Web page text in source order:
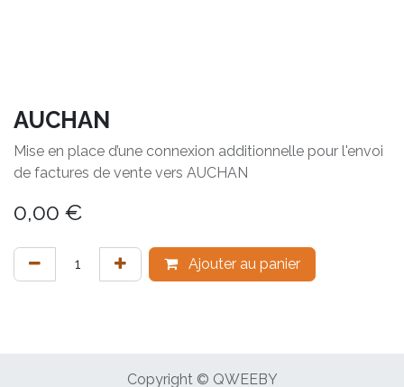
AUCHAN
Mise en place d’une connexion additionnelle pour l'envoi
de factures de vente vers AUCHAN
0,00 €
Ajouter au panier
Copyright © QWEEBY